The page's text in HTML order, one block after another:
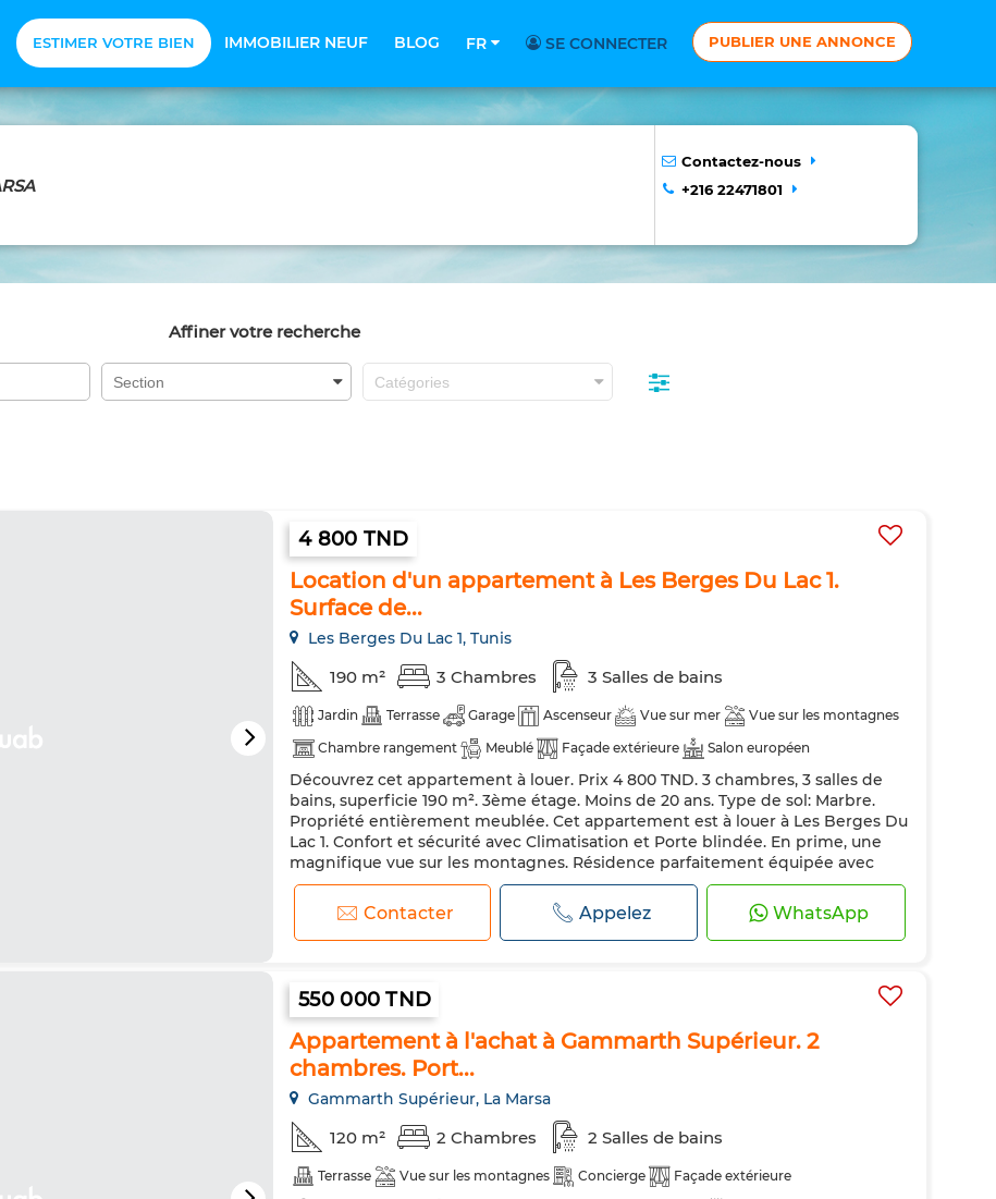
ESTIMER VOTRE BIEN IMMOBILIER NEUF BLOG FR SE CONNECTER PUBLIER UNE ANNONCE
Contactez-nous
+216 22471801
Affiner votre recherche
4 800 TND
Location d'un appartement à Les Berges Du Lac 1.
Surface de...
Les Berges Du Lac 1, Tunis
190 m² 3 Chambres 3 Salles de bains
Jardin Terrasse Garage Ascenseur Vue sur mer
Vue sur les montagnes
Chambre rangement
Meublé Façade extérieure
Salon européen
Antenne parabolique
Climatisation Chauffage central
Sécurité
Double vitrage
Porte blindée Cuisine équipée Réfrigérateur Four
Machine à laver
Micro-ondes Internet Animaux domestiques autorisés
Découvrez cet appartement à louer. Prix 4 800 TND. 3 chambres, 3 salles de
bains, superficie 190 m². 3ème étage. Moins de 20 ans. Type de sol: Marbre.
Propriété entièrement meublée. Cet appartement est à louer à Les Berges Du
Lac 1. Confort et sécurité avec Climatisation et Porte blindée. En prime, une
magnifique vue sur les montagnes. Résidence parfaitement équipée avec
ascenseur et parking. Vous profiterez également d'une belle terrasse. Cont...
Contacter Appelez WhatsApp
550 000 TND
Appartement à l'achat à Gammarth Supérieur. 2
chambres. Port...
Gammarth Supérieur, La Marsa
120 m² 2 Chambres 2 Salles de bains
Terrasse Vue sur les montagnes Concierge
Façade extérieure